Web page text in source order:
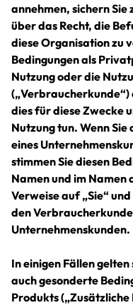
annehmen, sichern Sie
über das Recht, die
diese Organisation zu
Bedingungen als
Nutzung oder die
(„Verbraucherkunde“)
dies für diese Zwecke
Nutzung tun. Wenn
eines
stimmen Sie diesen
Namen und im Namen
Verweise auf „Sie“
den
Unternehmenskunden.
In einigen Fällen
auch gesonderte
Produkts